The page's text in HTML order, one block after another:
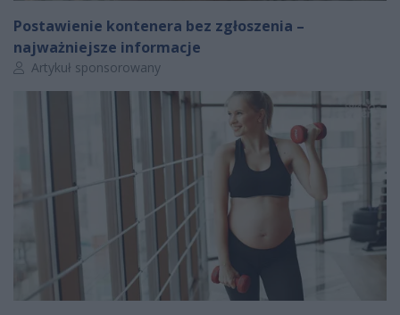
Postawienie kontenera bez zgłoszenia –
najważniejsze informacje
Autor artykułu:
Artykuł sponsorowany